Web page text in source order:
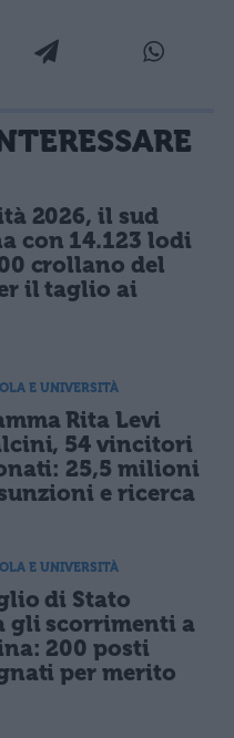
2026, il sud
con 14.123 lodi
crollano del
il taglio ai
E UNIVERSITÀ
Rita Levi
54 vincitori
25,5 milioni
e ricerca
E UNIVERSITÀ
di Stato
gli scorrimenti a
200 posti
per merito